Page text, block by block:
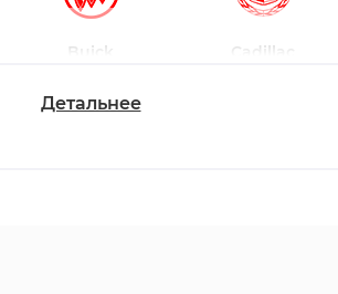
Buick Cadillac
Детальнее